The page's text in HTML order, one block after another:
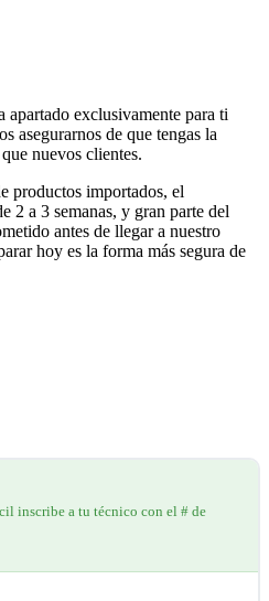
apartado exclusivamente para ti
asegurarnos de que tengas la
nuevos clientes.
productos importados, el
2 a 3 semanas, y gran parte del
antes de llegar a nuestro
hoy es la forma más segura de
inscribe a tu técnico con el # de